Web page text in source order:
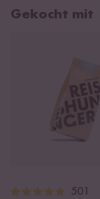
Gekocht mit
501